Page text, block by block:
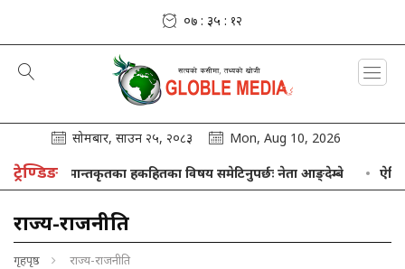
०७ : ३५ : १३
सोमबार, साउन २५, २०८३ Mon, Aug 10, 2026
ट्रेण्डिङ
सीमान्तकृतका हकहितका विषय समेटिनुपर्छः नेता आङ्देम्बे
राज्य-राजनीति
गृहपृष्ठ राज्य-राजनीति